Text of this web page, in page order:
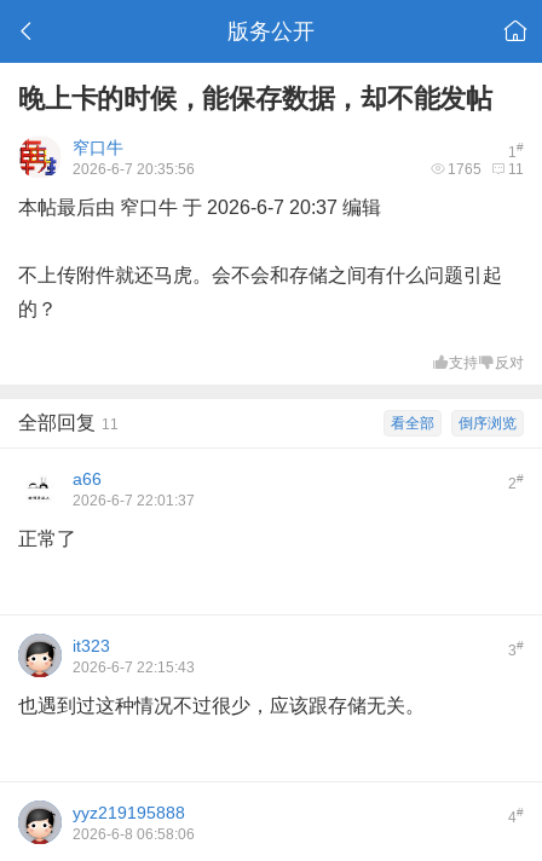
版务公开
晚上卡的时候，能保存数据，却不能发帖
1#
窄口牛
1765 11
2026-6-7 20:35:56
本帖最后由 窄口牛 于 2026-6-7 20:37 编辑
不上传附件就还马虎。会不会和存储之间有什么问题引起
的？
支持 反对
倒序浏览
看全部
全部回复 11
2#
a66
2026-6-7 22:01:37
正常了
3#
it323
2026-6-7 22:15:43
也遇到过这种情况不过很少，应该跟存储无关。
4#
yyz219195888
2026-6-8 06:58:06